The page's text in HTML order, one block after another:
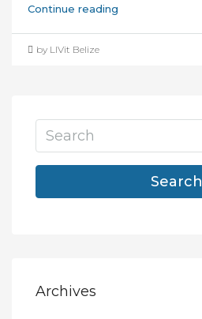
Continue reading
by LIVit Belize
Search
Archives